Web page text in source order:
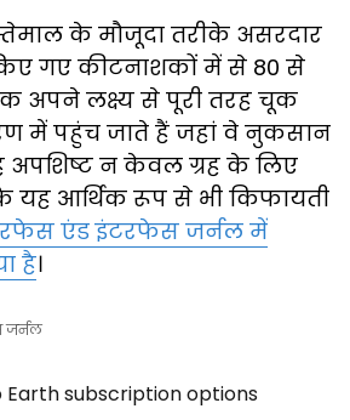
के मौजूदा तरीके असरदार
गए कीटनाशकों में से 80 से
अपने लक्ष्य से पूरी तरह चूक
में पहुंच जाते हैं जहां वे नुकसान
अपशिष्ट न केवल ग्रह के लिए
यह आर्थिक रूप से भी किफायती
एंड इंटरफेस जर्नल में
है।
जर्नल